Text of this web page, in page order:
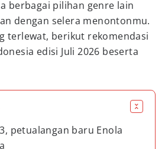
berbagai pilihan genre lain
dengan selera menontonmu.
terlewat, berikut rekomendasi
edisi Juli 2026 beserta
petualangan baru Enola